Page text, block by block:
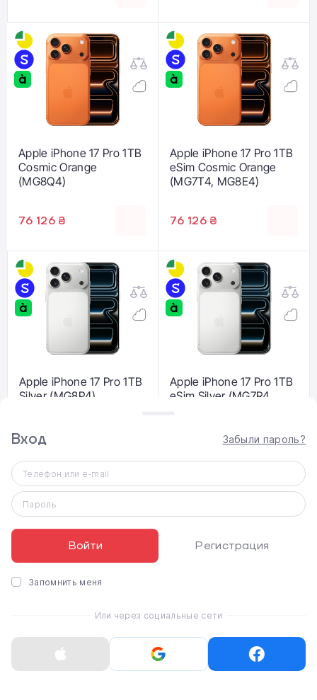
Apple iPhone 17 Pro 1TB
Cosmic Orange
(MG8Q4)
76 126 ₴
Apple iPhone 17 Pro 1TB
eSim Cosmic Orange
(MG7T4, MG8E4)
76 126 ₴
Apple iPhone 17 Pro 1TB
Silver (MG8P4)
79 485 ₴
Apple iPhone 17 Pro 1TB
eSim Silver (MG7R4,
Apple iPhone 17 Pro 1TB
Apple iPhone 17 Pro 1TB
(MG7U4, MG8F4)
Вход Забыли пароль?
Телефон или e-mail
Пароль
Войти Регистрация
Запомнить меня
Или через социальные сети